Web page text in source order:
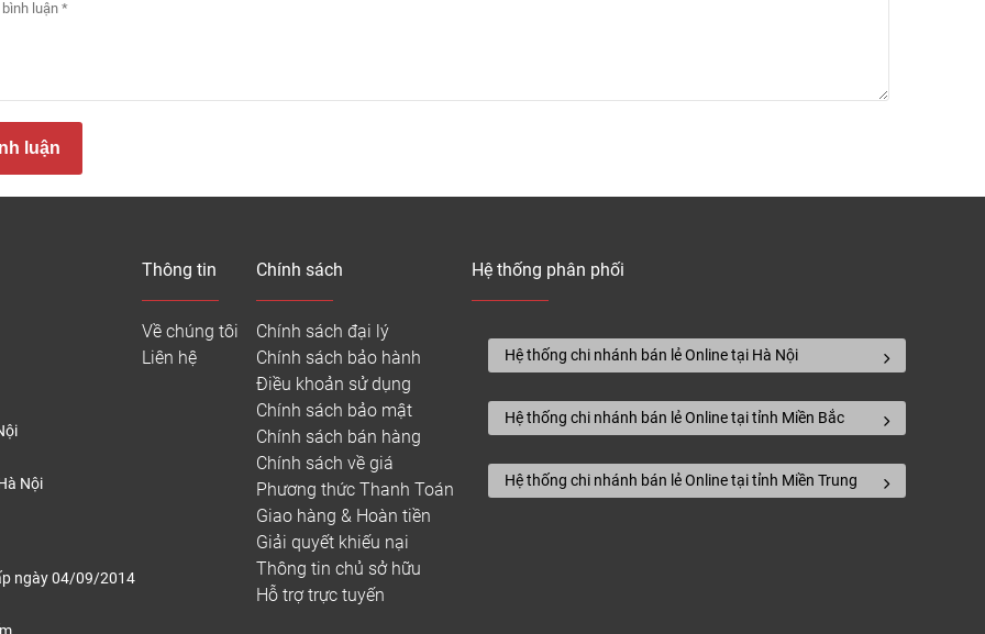
dụng.
vân gỗ có độ phân giải cao được tái tạo vân gỗ bằng kỹ thuật in tinh xảo.
gỗ HDF có độ bền cao, ổn định và chống ẩm.
bạn nên lát sàn gỗ Floor Depot?
công nghiệp
Floor Depot không chỉ đáp ứng nhu cầu về mặt thẩm mỹ mà còn về tính chất bền bỉ và dễ vệ
trì, là lựa chọn lý tưởng không chỉ cho gia đình mà còn cho các khu thương mại.
luận
Nội
ngày 04/09/2014
Thông tin
Về chúng tôi
Liên hệ
Chính sách
Chính sách đại lý
Chính sách bảo hành
Điều khoản sử dụng
Chính sách bảo mật
Chính sách bán hàng
Chính sách về giá
Phương thức Thanh Toán
Giao hàng & Hoàn tiền
Giải quyết khiếu nại
Thông tin chủ sở hữu
Hỗ trợ trực tuyến
Hệ thống phân phối
Hệ thống chi nhánh bán lẻ Online tại Hà Nội
Hệ thống chi nhánh bán lẻ Online tại tỉnh Miền Bắc
Hệ thống chi nhánh bán lẻ Online tại tỉnh Miền Trung